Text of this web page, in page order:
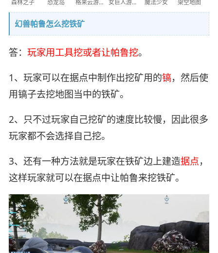
森林之子 恐龙岛 格来云游戏 女巨人游乐场 魔法少女 架空地图
幻兽帕鲁怎么挖铁矿
答： 玩家用工具挖或者让帕鲁挖。
1、玩家可以在据点中制作出挖矿用的镐，然后使
用镐子去挖地图当中的铁矿。
2、只不过玩家自己挖矿的速度比较慢，因此很多
玩家都不会选择自己挖。
3、还有一种方法就是玩家在铁矿边上建造据点，
这样玩家就可以在据点中让帕鲁来挖铁矿。